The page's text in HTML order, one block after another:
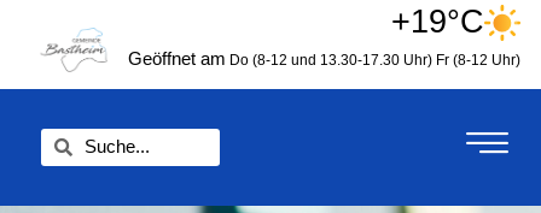
springen
+19°C
Geöffnet am Do (8-12 und 13.30-17.30 Uhr) Fr (8-12 Uhr)